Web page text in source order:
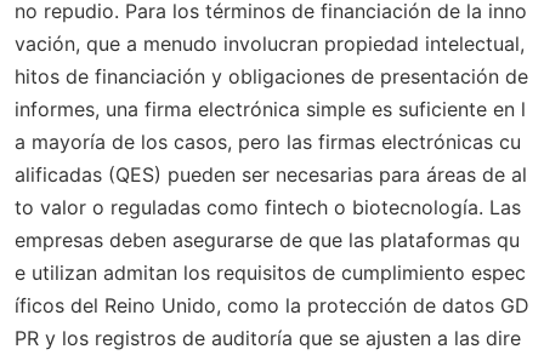
no repudio. Para los términos de financiación de la inno
vación, que a menudo involucran propiedad intelectual,
hitos de financiación y obligaciones de presentación de
informes, una firma electrónica simple es suficiente en l
a mayoría de los casos, pero las firmas electrónicas cu
alificadas (QES) pueden ser necesarias para áreas de al
to valor o reguladas como fintech o biotecnología. Las
empresas deben asegurarse de que las plataformas qu
e utilizan admitan los requisitos de cumplimiento espec
íficos del Reino Unido, como la protección de datos GD
PR y los registros de auditoría que se ajusten a las dire